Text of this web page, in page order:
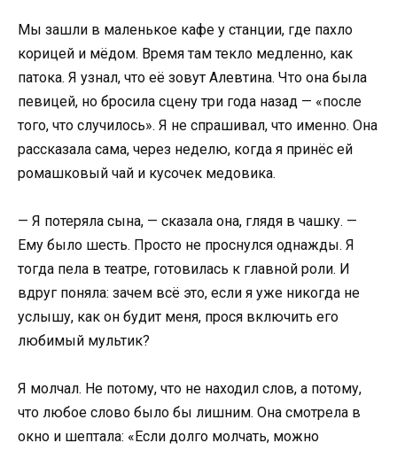
Мы зашли в маленькое кафе у станции, где пахло
корицей и мёдом. Время там текло медленно, как
патока. Я узнал, что её зовут Алевтина. Что она была
певицей, но бросила сцену три года назад — «после
того, что случилось». Я не спрашивал, что именно. Она
рассказала сама, через неделю, когда я принёс ей
ромашковый чай и кусочек медовика.
— Я потеряла сына, — сказала она, глядя в чашку. —
Ему было шесть. Просто не проснулся однажды. Я
тогда пела в театре, готовилась к главной роли. И
вдруг поняла: зачем всё это, если я уже никогда не
услышу, как он будит меня, прося включить его
любимый мультик?
Я молчал. Не потому, что не находил слов, а потому,
что любое слово было бы лишним. Она смотрела в
окно и шептала: «Если долго молчать, можно